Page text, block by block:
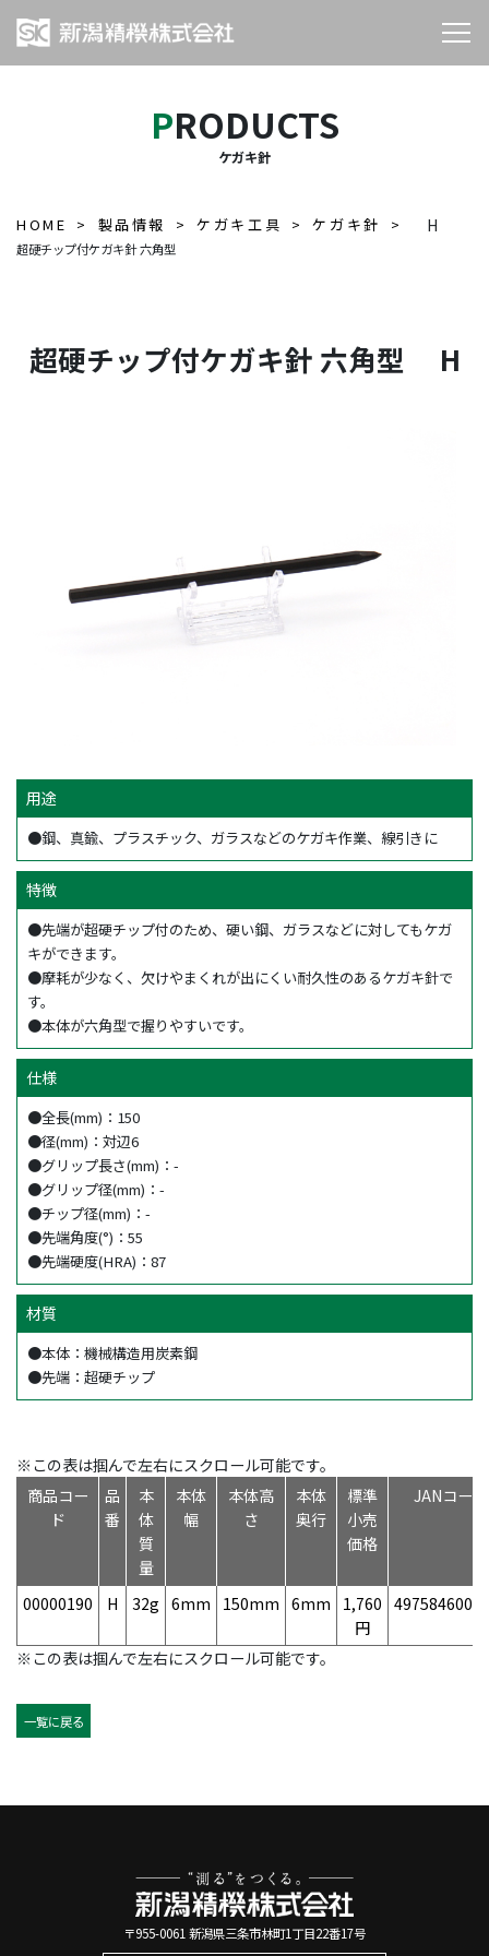
PRODUCTS
ケガキ針
HOME 製品情報 ケガキ工具 ケガキ針
超硬チップ付ケガキ針 六角型
H
超硬チップ付ケガキ針 六角型 H
用途
●鋼、真鍮、プラスチック、ガラスなどのケガキ作業、線引きに
特徴
●先端が超硬チップ付のため、硬い鋼、ガラスなどに対してもケガ
キができます。
●摩耗が少なく、欠けやまくれが出にくい耐久性のあるケガキ針で
す。
●本体が六角型で握りやすいです。
仕様
●全長(mm)：150
●径(mm)：対辺6
●グリップ長さ(mm)：-
●グリップ径(mm)：-
●チップ径(mm)：-
●先端角度(°)：55
●先端硬度(HRA)：87
材質
●本体：機械構造用炭素鋼
●先端：超硬チップ
※この表は掴んで左右にスクロール可能です。
商品コー
ド
品
番
本
体
質
量
本体
幅
本体高
さ
本体
奥行
標準
小売
価格
JANコード
00000190 H 32g 6mm 150mm 6mm
1,760
円
※この表は掴んで左右にスクロール可能です。
一覧に戻る
〒955-0061 新潟県三条市林町1丁目22番17号